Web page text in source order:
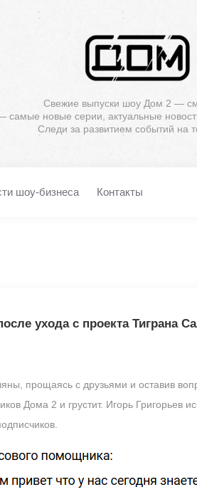
Свежие выпуски шоу Дом 2 —
самые новые серии, актуальные
Следи за развитием событий на
шоу-бизнеса Контакты
ухода с проекта Тиграна
прощаясь с друзьями и оставив
Дома 2 и грустит. Игорь